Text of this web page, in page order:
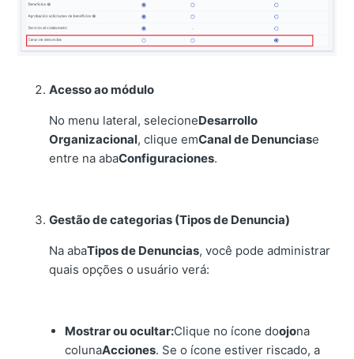
Acesso ao módulo
No menu lateral, selecioneDesarrollo
Organizacional, clique emCanal de Denunciase
entre na abaConfiguraciones.
Gestão de categorias (Tipos de Denuncia)
Na abaTipos de Denuncias, você pode administrar
quais opções o usuário verá:
Mostrar ou ocultar:Clique no ícone doojona
colunaAcciones. Se o ícone estiver riscado, a